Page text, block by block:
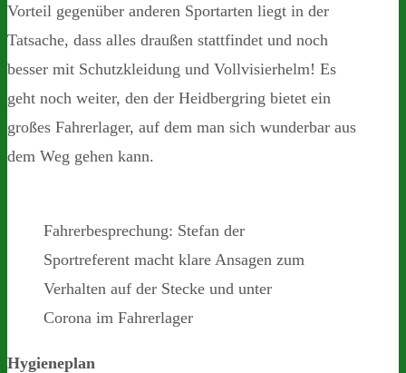
Vorteil gegenüber anderen Sportarten liegt in der
Tatsache, dass alles draußen stattfindet und noch
besser mit Schutzkleidung und Vollvisierhelm! Es
geht noch weiter, den der Heidbergring bietet ein
großes Fahrerlager, auf dem man sich wunderbar aus
dem Weg gehen kann.
Fahrerbesprechung: Stefan der
Sportreferent macht klare Ansagen zum
Verhalten auf der Stecke und unter
Corona im Fahrerlager
Hygieneplan